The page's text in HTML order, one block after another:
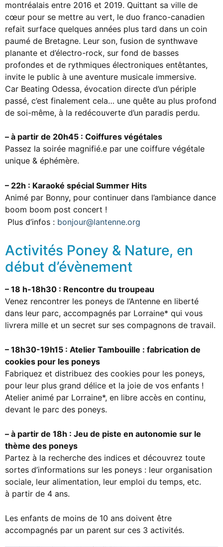
montréalais entre 2016 et 2019. Quittant sa ville de
cœur pour se mettre au vert, le duo franco-canadien
refait surface quelques années plus tard dans un coin
paumé de Bretagne. Leur son, fusion de synthwave
planante et d’électro-rock, sur fond de basses
profondes et de rythmiques électroniques entêtantes,
invite le public à une aventure musicale immersive.
Car Beating Odessa, évocation directe d’un périple
passé, c’est finalement cela… une quête au plus profond
de soi-même, à la redécouverte d’un paradis perdu.
– à partir de 20h45 : Coiffures végétales
Passez la soirée magnifié.e par une coiffure végétale
unique & éphémère.
– 22h : Karaoké spécial Summer Hits
Animé par Bonny, pour continuer dans l’ambiance dance
boom boom post concert !
Plus d’infos : bonjour@lantenne.org
Activités Poney & Nature, en
début d’évènement
– 18 h-18h30 : Rencontre du troupeau
Venez rencontrer les poneys de l’Antenne en liberté
dans leur parc, accompagnés par Lorraine* qui vous
livrera mille et un secret sur ses compagnons de travail.
– 18h30-19h15 : Atelier Tambouille : fabrication de
cookies pour les poneys
Fabriquez et distribuez des cookies pour les poneys,
pour leur plus grand délice et la joie de vos enfants !
Atelier animé par Lorraine*, en libre accès en continu,
devant le parc des poneys.
– à partir de 18h : Jeu de piste en autonomie sur le
thème des poneys
Partez à la recherche des indices et découvrez toute
sortes d’informations sur les poneys : leur organisation
sociale, leur alimentation, leur emploi du temps, etc.
à partir de 4 ans.
Les enfants de moins de 10 ans doivent être
accompagnés par un parent sur ces 3 activités.